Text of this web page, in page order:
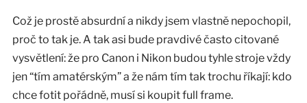
Což je prostě absurdní a nikdy jsem vlastně nepochopil,
proč to tak je. A tak asi bude pravdivé často citované
vysvětlení: že pro Canon i Nikon budou tyhle stroje vždy
jen “tím amatérským” a že nám tím tak trochu říkají: kdo
chce fotit pořádně, musí si koupit full frame.